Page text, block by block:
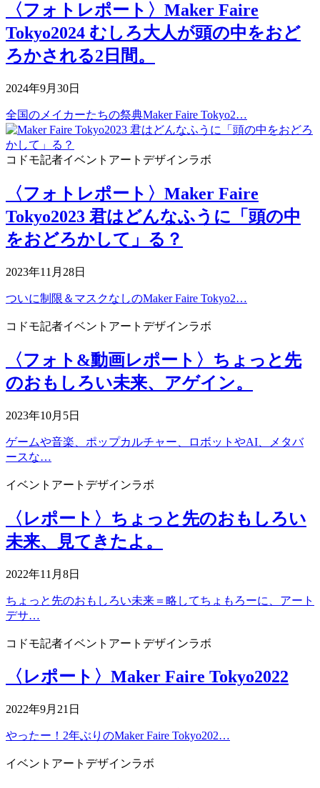
〈フォトレポート〉Maker Faire
Tokyo2024 むしろ大人が頭の中をおど
ろかされる2日間。
2024年9月30日
全国のメイカーたちの祭典Maker Faire Tokyo2…
コドモ記者イベント アートデザインラボ
〈フォトレポート〉Maker Faire
Tokyo2023 君はどんなふうに「頭の中
をおどろかして」る？
2023年11月28日
ついに制限＆マスクなしのMaker Faire Tokyo2…
コドモ記者イベント アートデザインラボ
〈フォト&動画レポート〉ちょっと先
のおもしろい未来、アゲイン。
2023年10月5日
ゲームや音楽、ポップカルチャー、ロボットやAI、メタバ
ースな…
イベント アートデザインラボ
〈レポート〉ちょっと先のおもしろい
未来、見てきたよ。
2022年11月8日
ちょっと先のおもしろい未来＝略してちょもろーに、アート
デサ…
コドモ記者イベント アートデザインラボ
〈レポート〉Maker Faire Tokyo2022
2022年9月21日
やったー！2年ぶりのMaker Faire Tokyo202…
イベント アートデザインラボ